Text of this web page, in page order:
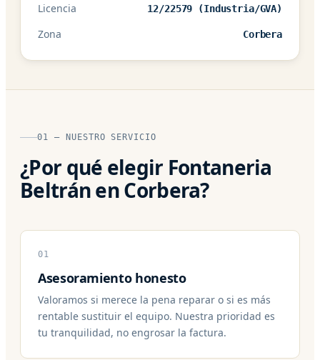
Licencia 12/22579 (Industria/GVA)
Zona Corbera
01 — NUESTRO SERVICIO
¿Por qué elegir Fontaneria
Beltrán en Corbera?
01
Asesoramiento honesto
Valoramos si merece la pena reparar o si es más
rentable sustituir el equipo. Nuestra prioridad es
tu tranquilidad, no engrosar la factura.